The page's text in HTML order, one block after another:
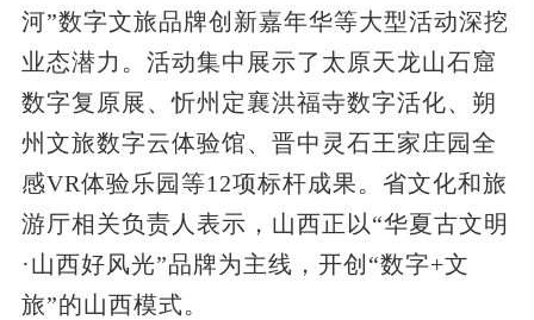
河”数字文旅品牌创新嘉年华等大型活动深挖
业态潜力。活动集中展示了太原天龙山石窟
数字复原展、忻州定襄洪福寺数字活化、朔
州文旅数字云体验馆、晋中灵石王家庄园全
感VR体验乐园等12项标杆成果。省文化和旅
游厅相关负责人表示，山西正以“华夏古文明
·山西好风光”品牌为主线，开创“数字+文
旅”的山西模式。